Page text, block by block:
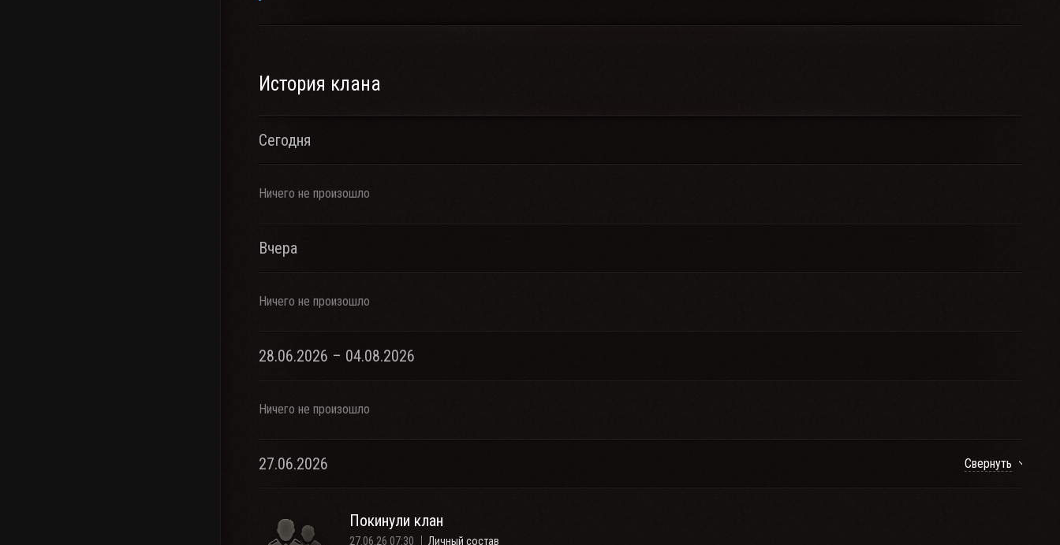
История клана
Сегодня
Ничего не произошло
Вчера
Ничего не произошло
28.06.2026 – 04.08.2026
Ничего не произошло
27.06.2026 Свернуть
Покинули клан
27.06.26 07:30 Личный состав